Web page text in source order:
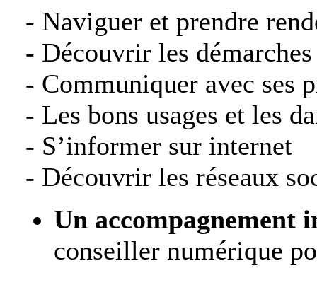
- Naviguer et prendre
- Découvrir les
- Communiquer avec ses
- Les bons usages et les
- S’informer sur internet
- Découvrir les réseaux
Un accompagnement
conseiller numérique